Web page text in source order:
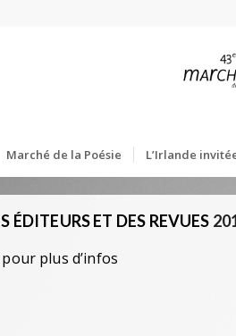
Marché de la Poésie L’Irlande
ÉDITEURS ET DES REVUES
plus d’infos